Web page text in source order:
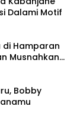
Dalami Motif
di Hamparan
Musnahkan
Bobby